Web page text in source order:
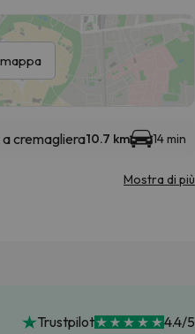
a cremagliera10.7 km 14 min
Mostra di più
Trustpilot 4.4/5